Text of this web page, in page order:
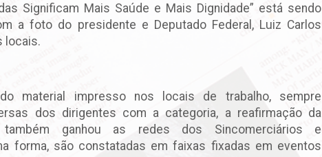
Significam Mais Saúde e Mais Dignidade” está sendo
a foto do presidente e Deputado Federal, Luiz Carlos
locais.
material impresso nos locais de trabalho, sempre
dos dirigentes com a categoria, a reafirmação da
também ganhou as redes dos Sincomerciários e
forma, são constatadas em faixas fixadas em eventos